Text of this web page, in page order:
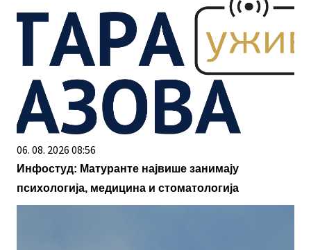
06. 08. 2026 08:56
Инфостуд: Матуранте највише занимају
психологија, медицина и стоматологија